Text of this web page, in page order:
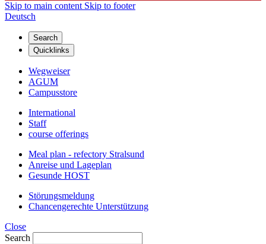
Skip to main content Skip to footer
Deutsch
Search
Quicklinks
Wegweiser
AGUM
Campusstore
International
Staff
course offerings
Meal plan - refectory Stralsund
Anreise und Lageplan
Gesunde HOST
Störungsmeldung
Chancengerechte Unterstützung
Close
Search